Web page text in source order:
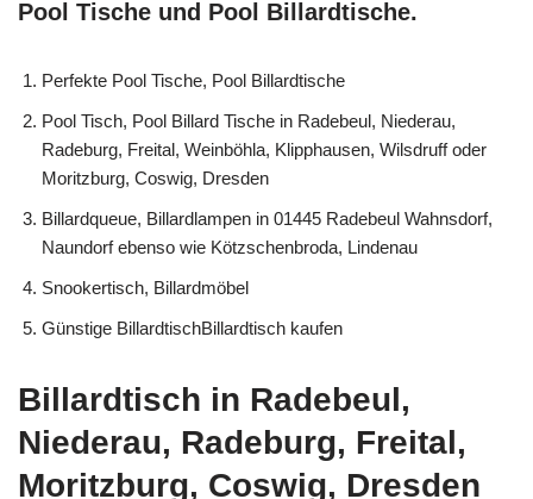
Pool Tische und Pool Billardtische.
Perfekte Pool Tische, Pool Billardtische
Pool Tisch, Pool Billard Tische in Radebeul, Niederau,
Radeburg, Freital, Weinböhla, Klipphausen, Wilsdruff oder
Moritzburg, Coswig, Dresden
Billardqueue, Billardlampen in 01445 Radebeul Wahnsdorf,
Naundorf ebenso wie Kötzschenbroda, Lindenau
Snookertisch, Billardmöbel
Günstige BillardtischBillardtisch kaufen
Billardtisch in Radebeul,
Niederau, Radeburg, Freital,
Moritzburg, Coswig, Dresden